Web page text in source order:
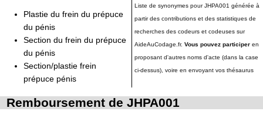
Plastie du frein du prépuce
du pénis
Section du frein du prépuce
du pénis
Section/plastie frein
prépuce pénis
Liste de synonymes pour JHPA001 générée à
partir des contributions et des statistiques de
recherches des codeurs et codeuses sur
AideAuCodage.fr. Vous pouvez participer en
proposant d'autres noms d'acte (dans la case
ci-dessus), voire en envoyant vos thésaurus
Remboursement de JHPA001